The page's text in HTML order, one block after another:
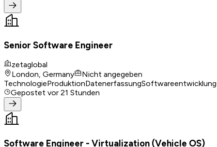
Senior Software Engineer
zetaglobal
London, Germany
Nicht angegeben
TechnologieProduktionDatenerfassungSoftwareentwicklung
Gepostet vor 21 Stunden
Software Engineer - Virtualization (Vehicle OS)